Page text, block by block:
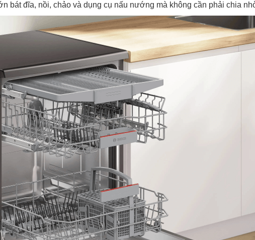
bát đĩa, nồi, chảo và dụng cụ nấu nướng mà không cần phải chia